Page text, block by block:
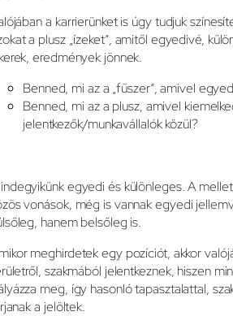
a karrierünket is úgy tudjuk
a plusz „ízeket”, amitől egyedivé,
eredmények jönnek.
Benned, mi az a „fűszer”, amivel
Benned, mi az a plusz, amivel
jelentkezők/munkavállalók közül?
egyedi és különleges. A
vonások, még is vannak egyedi
hanem belsőleg is.
meghirdetek egy pozíciót, akkor
szakmából jelentkeznek, hiszen
meg, így hasonló tapasztalattal,
a jelöltek.